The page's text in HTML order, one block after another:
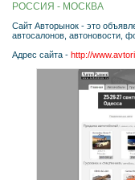
РОССИЯ - МОСКВА
Сайт Авторынок - это
автосалонов, автоновости,
Адрес сайта - http://